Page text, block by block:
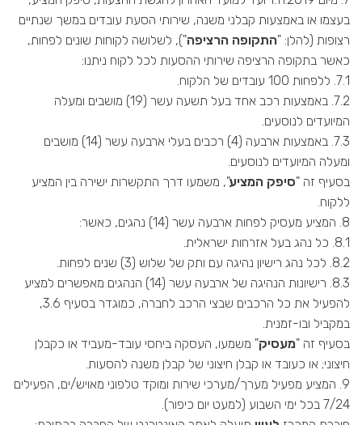
בעצמו או באמצעות קבלני משנה, שירותי הסעת עובדים במשך שנתיים
רצופות (להלן: "התקופה הרציפה"), לשלושה לקוחות שונים לפחות,
כאשר בתקופה הרציפה שירותי ההסעות לכל לקוח ניתנו:
7.1. ללפחות 100 עובדים של הלקוח.
7.2. באמצעות רכב אחד בעל תשעה עשר (19) מושבים ומעלה
המיועדים לנוסעים.
7.3. באמצעות ארבעה (4) רכבים בעלי ארבעה עשר (14) מושבים
ומעלה המיועדים לנוסעים.
בסעיף זה "סיפק המציע", משמעו דרך התקשרות ישירה בין המציע
ללקוח.
8. המציע מעסיק לפחות ארבעה עשר (14) נהגים, כאשר:
8.1. כל נהג בעל אזרחות ישראלית.
8.2. לכל נהג רישיון נהיגה עם ותק של שלוש (3) שנים לפחות.
8.3. רישיונות הנהיגה של ארבעה עשר (14) הנהגים מאפשרים למציע
להפעיל את כל הרכבים שבצי הרכב לחברה, כמוגדר בסעיף 3.6,
במקביל ובו-זמנית.
בסעיף זה "מעסיק" משמעו, העסקה ביחסי עובד-מעביד או כקבלן
חיצוני; או כעובד או קבלן חיצוני של קבלן משנה להסעות.
9. המציע מפעיל מערך/מערכי שירות ומוקד טלפוני מאויש/ים, הפעילים
7/24 בכל ימי השבוע (למעט יום כיפור).